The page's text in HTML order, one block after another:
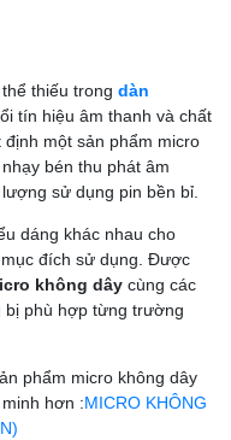
thiếu trong dàn
tín hiệu âm thanh và chất
một sản phẩm micro
bén thu phát âm
sử dụng pin bền bỉ.
dáng khác nhau cho
đích sử dụng. Được
không dây cùng các
phù hợp từng trường
phẩm micro không dây
hơn :MICRO KHÔNG